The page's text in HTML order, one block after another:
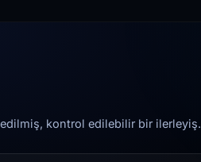
kontrol edilebilir bir ilerleyiş.